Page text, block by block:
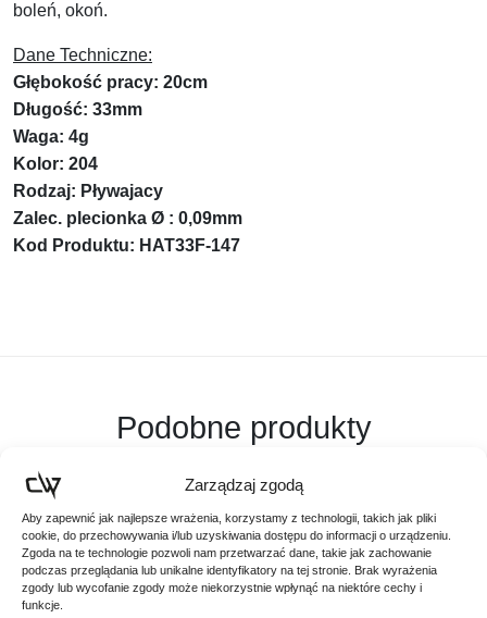
Zarządzaj zgodą
Aby zapewnić jak najlepsze wrażenia, korzystamy z technologii, takich jak pliki
cookie, do przechowywania i/lub uzyskiwania dostępu do informacji o urządzeniu.
Zgoda na te technologie pozwoli nam przetwarzać dane, takie jak zachowanie
podczas przeglądania lub unikalne identyfikatory na tej stronie. Brak wyrażenia
zgody lub wycofanie zgody może niekorzystnie wpłynąć na niektóre cechy i
funkcje.
boleń, okoń.
Dane Techniczne:
Głębokość pracy: 20cm
Długość: 33mm
Waga: 4g
Kolor: 204
Rodzaj: Pływajacy
Zalec. plecionka Ø : 0,09mm
Kod Produktu: HAT33F-147
Podobne produkty
Poznaj podobne produkty, które mogą Ci się spodobać
Promocja!